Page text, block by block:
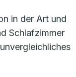
in der Art und
Schlafzimmer